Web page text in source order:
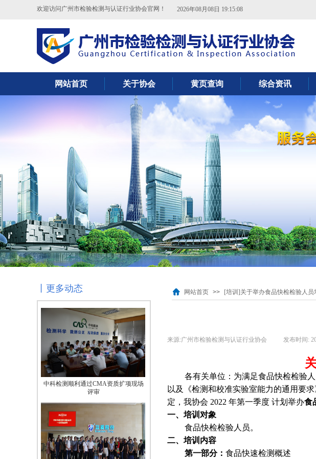
网站首页 关于协会 黄页查询 综合资讯
欢迎访问广州市检验检测与认证行业协会官网！ 2026年08月08日 19:15:08
丨更多动态 网站首页 >> [培训]关于举办食品快检检验人员
我会组织会员单位参观金域医学检验中
中科检测顺利通过CMA资质扩项现场
评审
来源:广州市检验检测与认证行业协会 发布时间:
各有关单位：为满足食品快检检验
以及《检测和校准实验室能力的通用要求
定，我协会 2022 年第一季度 计划举办食
一、培训对象
食品快检检验人员。
二、培训内容
第一部分： 食品快速检测概述